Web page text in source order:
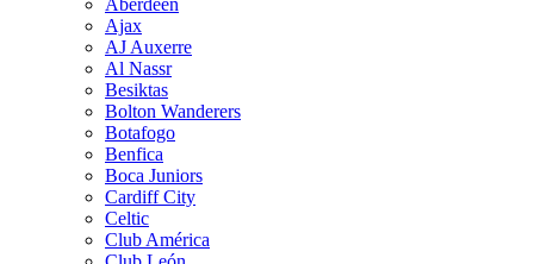
Aberdeen
Ajax
AJ Auxerre
Al Nassr
Besiktas
Bolton Wanderers
Botafogo
Benfica
Boca Juniors
Cardiff City
Celtic
Club América